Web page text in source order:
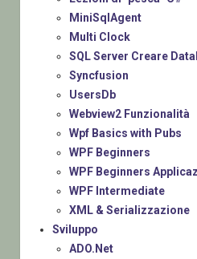
MiniSqlAgent
Multi Clock
SQL Server Creare
Syncfusion
UsersDb
Webview2 Funzionalità
Wpf Basics with Pubs
WPF Beginners
WPF Beginners
WPF Intermediate
XML & Serializzazione
Sviluppo
ADO.Net